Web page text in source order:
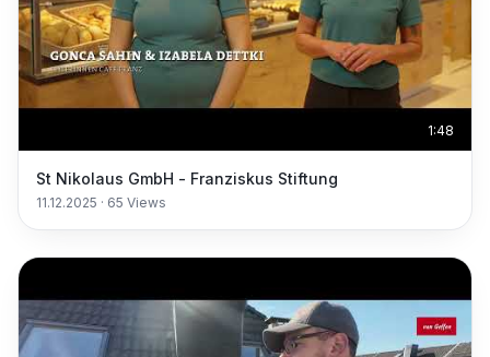
1:48
St Nikolaus GmbH - Franziskus Stiftung
11.12.2025 · 65 Views